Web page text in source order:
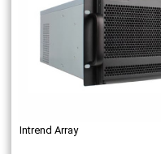
Intrend Array